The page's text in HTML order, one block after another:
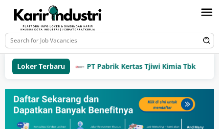
Loker Terbaru PT Pabrik Kertas Tjiwi Kimia Tbk